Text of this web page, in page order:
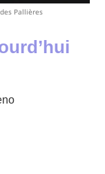
Pallières